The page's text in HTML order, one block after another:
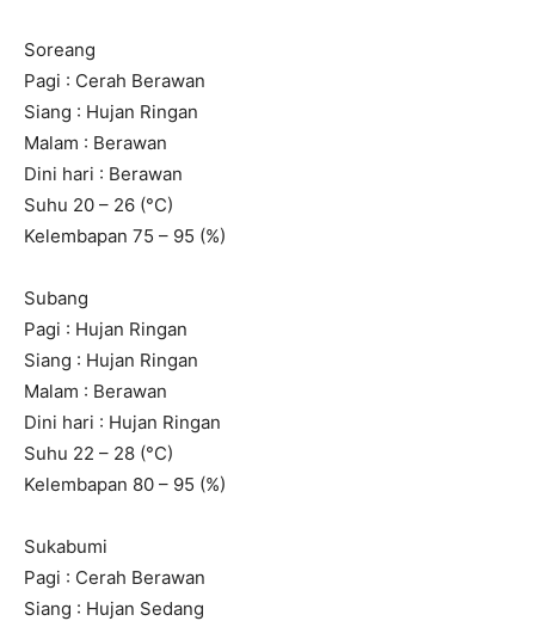
Soreang
Pagi : Cerah Berawan
Siang : Hujan Ringan
Malam : Berawan
Dini hari : Berawan
Suhu 20 – 26 (°C)
Kelembapan 75 – 95 (%)
Subang
Pagi : Hujan Ringan
Siang : Hujan Ringan
Malam : Berawan
Dini hari : Hujan Ringan
Suhu 22 – 28 (°C)
Kelembapan 80 – 95 (%)
Sukabumi
Pagi : Cerah Berawan
Siang : Hujan Sedang